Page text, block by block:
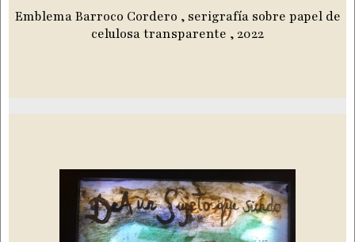
Emblema Barroco Cordero , serigrafía sobre papel de
celulosa transparente , 2022